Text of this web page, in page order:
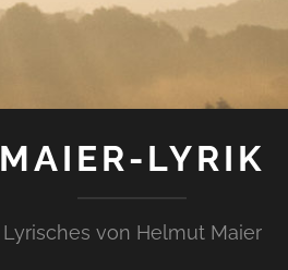
MAIER-LYRIK
Lyrisches von Helmut Maier